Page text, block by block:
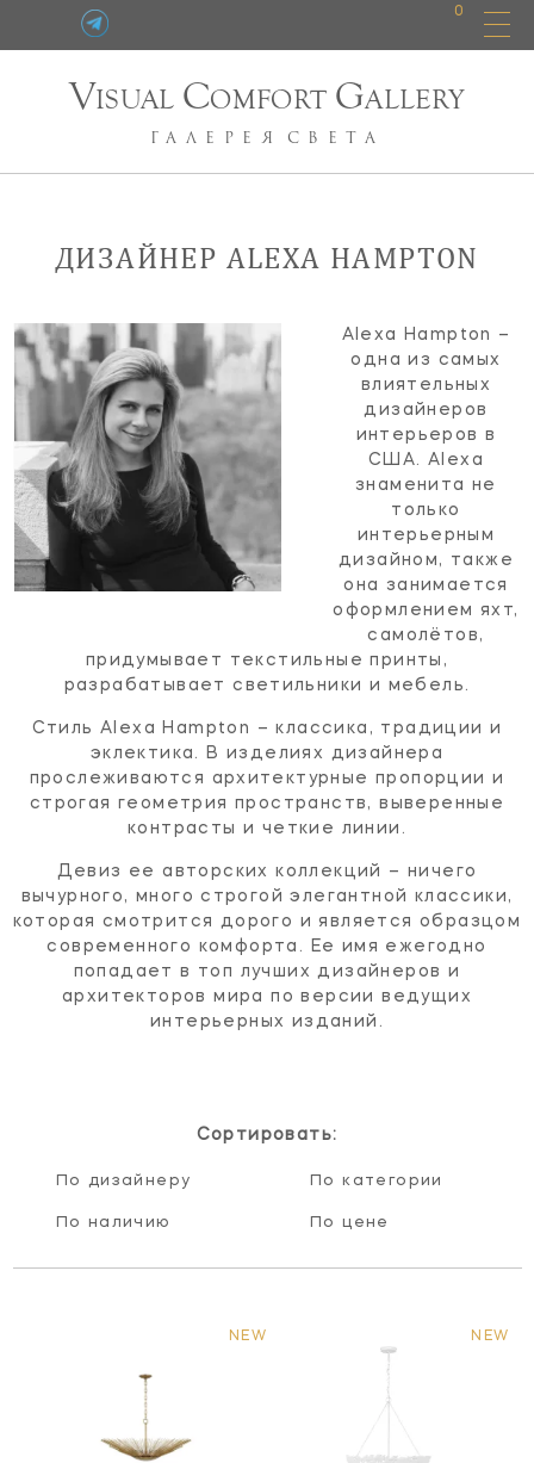
0
VISUAL COMFORT GALLERY
ГАЛЕРЕЯ СВЕТА
ДИЗАЙНЕР ALEXA HAMPTON
Alexa Hampton –
одна из самых
влиятельных
дизайнеров
интерьеров в
США. Alexa
знаменита не
только
интерьерным
дизайном, также
она занимается
оформлением яхт,
самолётов,
придумывает текстильные принты,
разрабатывает светильники и мебель.
Стиль Alexa Hampton – классика, традиции и
эклектика. В изделиях дизайнера
прослеживаются архитектурные пропорции и
строгая геометрия пространств, выверенные
контрасты и четкие линии.
Девиз ее авторских коллекций – ничего
вычурного, много строгой элегантной классики,
которая смотрится дорого и является образцом
современного комфорта. Ее имя ежегодно
попадает в топ лучших дизайнеров и
архитекторов мира по версии ведущих
интерьерных изданий.
Сортировать:
По дизайнеру По категории
По наличию По цене
NEW NEW